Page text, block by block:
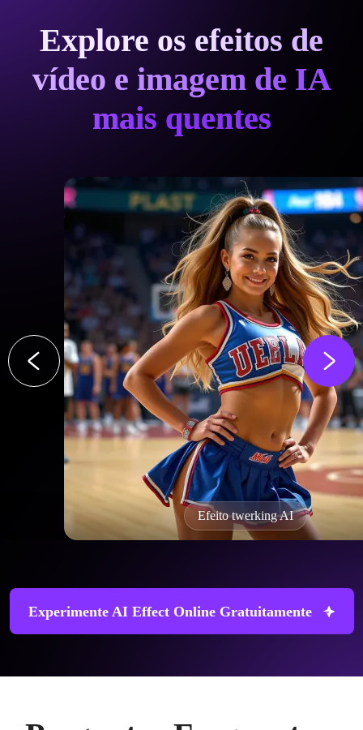
Explore os efeitos de
vídeo e imagem de IA
mais quentes
Efeito twerking AI
Experimente AI Effect Online Gratuitamente